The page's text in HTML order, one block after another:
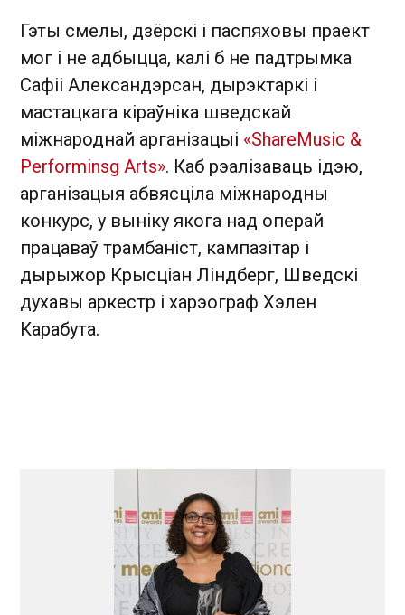
Гэты смелы, дзёрскі і паспяховы праект
мог і не адбыцца, калі б не падтрымка
Сафіі Александэрсан, дырэктаркі і
мастацкага кіраўніка шведскай
міжнароднай арганізацыі «ShareMusic &
Performinsg Arts». Каб рэалізаваць ідэю,
арганізацыя абвясціла міжнародны
конкурс, у выніку якога над операй
працаваў трамбаніст, кампазітар і
дырыжор Крысціан Ліндберг, Шведскі
духавы аркестр і харэограф Хэлен
Карабута.